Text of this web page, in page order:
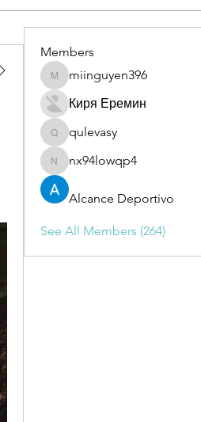
Members
miinguyen396
miinguyen396
Киря Еремин
qulevasy
qulevasy
nx94lowqp4
nx94lowqp4
Alcance Deportivo
See All Members (264)